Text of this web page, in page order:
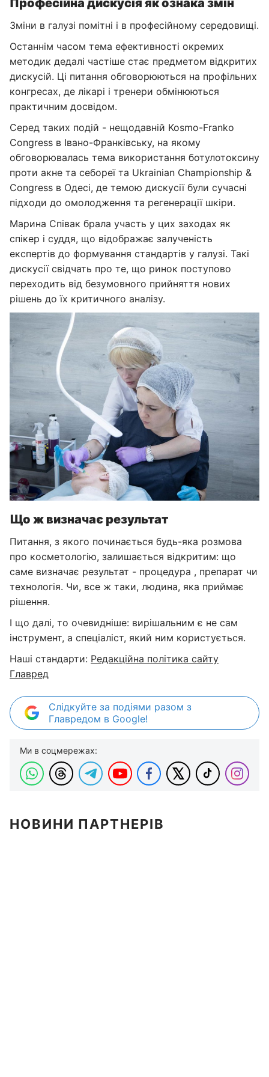
Професійна дискусія як ознака змін
Зміни в галузі помітні і в професійному середовищі.
Останнім часом тема ефективності окремих
методик дедалі частіше стає предметом відкритих
дискусій. Ці питання обговорюються на профільних
конгресах, де лікарі і тренери обмінюються
практичним досвідом.
Серед таких подій - нещодавній Kosmo-Franko
Congress в Івано-Франківську, на якому
обговорювалась тема використання ботулотоксину
проти акне та себореї та Ukrainian Championship &
Congress в Одесі, де темою дискусії були сучасні
підходи до омолодження та регенерації шкіри.
Марина Співак брала участь у цих заходах як
спікер і суддя, що відображає залученість
експертів до формування стандартів у галузі. Такі
дискусії свідчать про те, що ринок поступово
переходить від безумовного прийняття нових
рішень до їх критичного аналізу.
Що ж визначає результат
Питання, з якого починається будь-яка розмова
про косметологію, залишається відкритим: що
саме визначає результат - процедура , препарат чи
технологія. Чи, все ж таки, людина, яка приймає
рішення.
І що далі, то очевидніше: вирішальним є не сам
інструмент, а спеціаліст, який ним користується.
Наші стандарти: Редакційна політика сайту
Главред
Слідкуйте за подіями разом з
Главредом в Google!
Ми в соцмережах:
НОВИНИ ПАРТНЕРІВ